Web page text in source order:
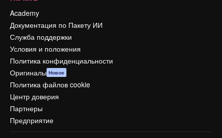
Academy
Документация по Пакету ИИ
Служба поддержки
Условия и положения
Политика конфиденциальности
Оригиналы Новое
Политика файлов cookie
Центр доверия
Партнеры
Предприятие